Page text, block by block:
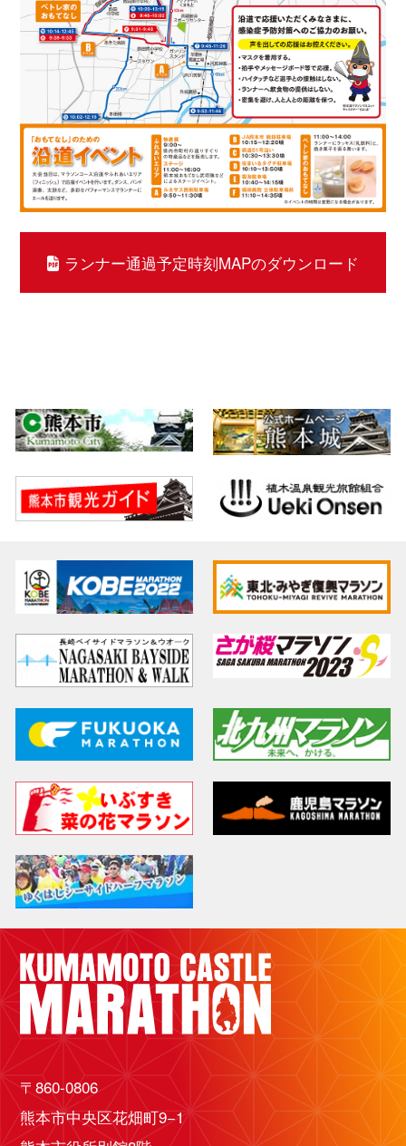
ランナー通過予定時刻MAPのダウンロード
〒860-0806
熊本市中央区花畑町9−1